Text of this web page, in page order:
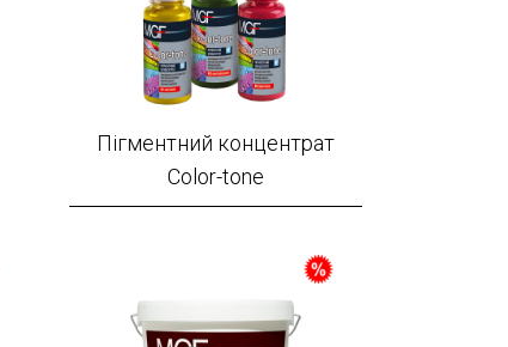
Пігментний концентрат
Color-tone